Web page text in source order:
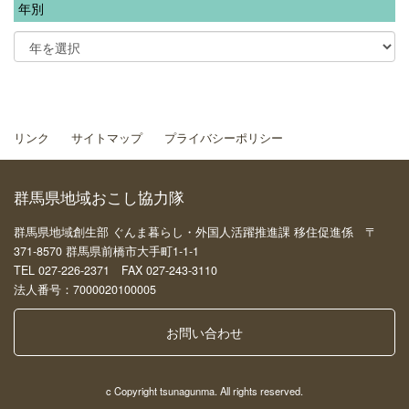
年別
リンク サイトマップ プライバシーポリシー
群馬県地域おこし協力隊
群馬県地域創生部 ぐんま暮らし・外国人活躍推進課 移住促進係 〒
371-8570 群馬県前橋市大手町1-1-1
TEL 027-226-2371 FAX 027-243-3110
法人番号：7000020100005
お問い合わせ
c Copyright tsunagunma. All rights reserved.